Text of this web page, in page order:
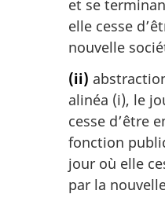
et se
elle cesse
nouvelle
(ii)
alinéa (i), le
cesse d’être
fonction
jour où elle
par la